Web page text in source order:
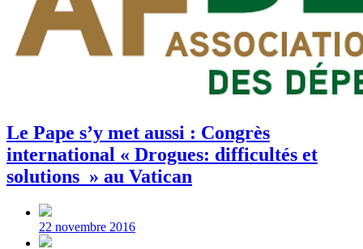
Le Pape s’y met aussi : Congrès
international « Drogues: difficultés et
solutions » au Vatican
Post
date
22 novembre 2016